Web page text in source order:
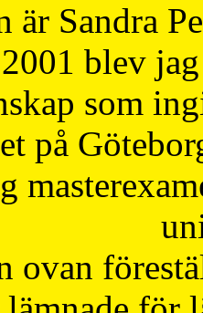
är Sandra
blev
som
på
ovan